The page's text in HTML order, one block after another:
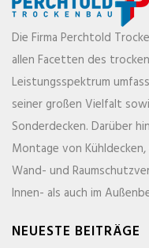
Die Firma Perchtold
allen Facetten des
Leistungsspektrum
seiner großen Vielfalt
Sonderdecken. Darüber
Montage von
Wand- und
Innen- als auch im
NEUESTE BEITRÄGE